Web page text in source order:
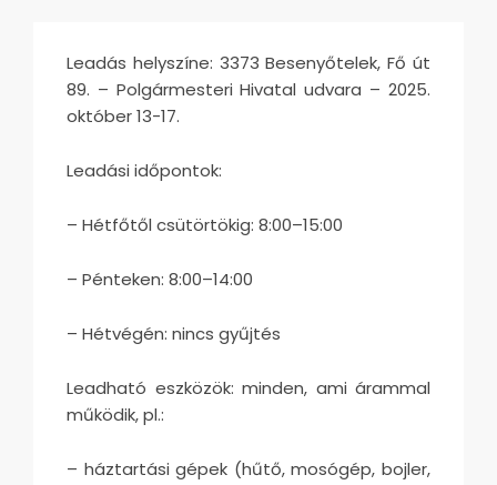
Leadás helyszíne: 3373 Besenyőtelek, Fő út
89. – Polgármesteri Hivatal udvara – 2025.
október 13-17.
Leadási időpontok:
– Hétfőtől csütörtökig: 8:00–15:00
– Pénteken: 8:00–14:00
– Hétvégén: nincs gyűjtés
Leadható eszközök: minden, ami árammal
működik, pl.:
– háztartási gépek (hűtő, mosógép, bojler,